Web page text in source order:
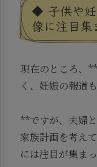
◆ 子供や妊
像に注目集
現在のところ、
く、妊娠の報道
**ですが、夫婦
家族計画を考え
には注目が集まっ